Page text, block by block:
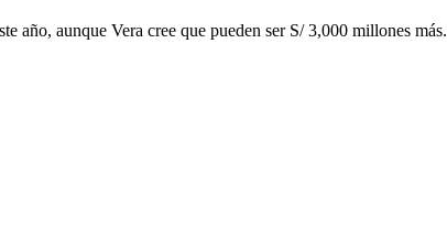
año, aunque Vera cree que pueden ser S/ 3,000 millones más.